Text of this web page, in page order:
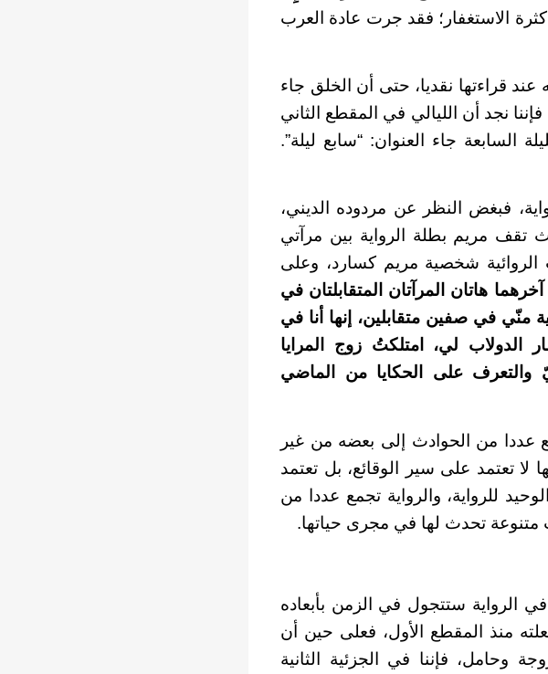
كثرة الاستغفار؛ فقد جرت عادة العرب
عند قراءتها نقديا، حتى أن الخلق جاء
نجد أن الليالي في المقطع الثاني
السابعة جاء العنوان: “سابع ليلة”.
فبغض النظر عن مردوده الديني،
تقف مريم بطلة الرواية بين مرآتي
الروائية شخصية مريم كسارد، وعلى
هاتان المرآتان المتقابلتان في
منّي في صفين متقابلين، إنها أنا في
الدولاب لي، امتلكتُ زوج المرايا
والتعرف على الحكايا من الماضي
عددا من الحوادث إلى بعضه من غير
لا تعتمد على سير الوقائع، بل تعتمد
للرواية، والرواية تجمع عددا من
متنوعة تحدث لها في مجرى حياتها.
الرواية ستتجول في الزمن بأبعاده
منذ المقطع الأول، فعلى حين أن
وحامل، فإننا في الجزئية الثانية